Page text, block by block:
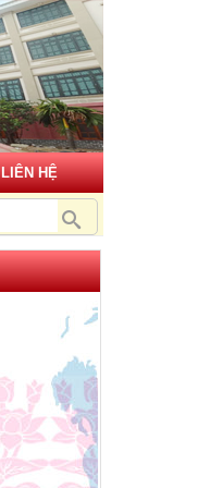
LIÊN HỆ